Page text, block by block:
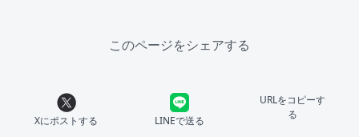
このページをシェアする
Xにポストする LINEで送る
URLをコピーす
る